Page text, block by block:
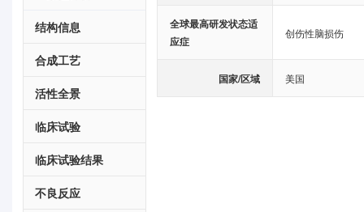
结构信息
合成工艺
活性全景
临床试验
临床试验结果
不良反应
全球最高研发状态适
应症
创伤性脑损伤
国家/区域 美国